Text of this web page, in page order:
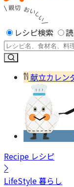
レシピ検索
献立カレン
Recipe レシピ
LifeStyle暮らし